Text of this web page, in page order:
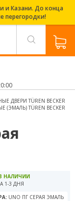
и Казани. До конца
перегородки!
ДВЕРИ TÜREN BECKER
TÜREN BECKER
НАЛИЧИИ
1-3 ДНЯ
UNO ПГ СЕРАЯ ЭМАЛЬ